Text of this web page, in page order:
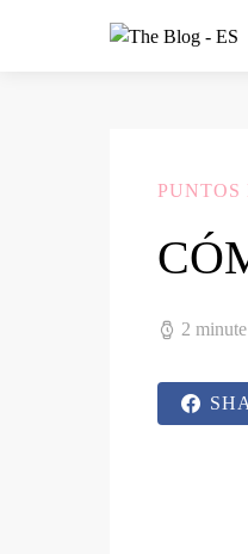
PUNTOS
2